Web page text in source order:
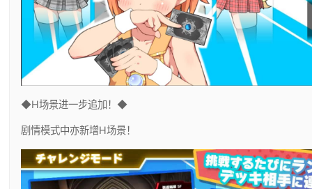
◆H场景进一步追加！◆
剧情模式中亦新增H场景！